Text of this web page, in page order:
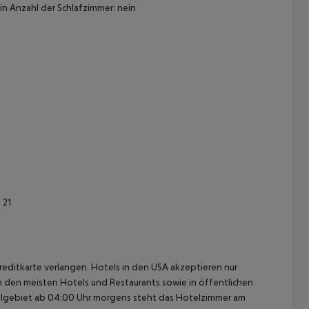
Anzahl der Schlafzimmer: nein
verlangen. Hotels in den USA akzeptieren nur
den meisten Hotels und Restaurants sowie in öffentlichen
ab 04:00 Uhr morgens steht das Hotelzimmer am